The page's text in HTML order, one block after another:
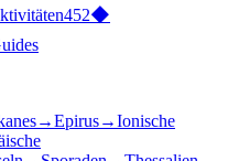
452◆
→Epirus→Ionische